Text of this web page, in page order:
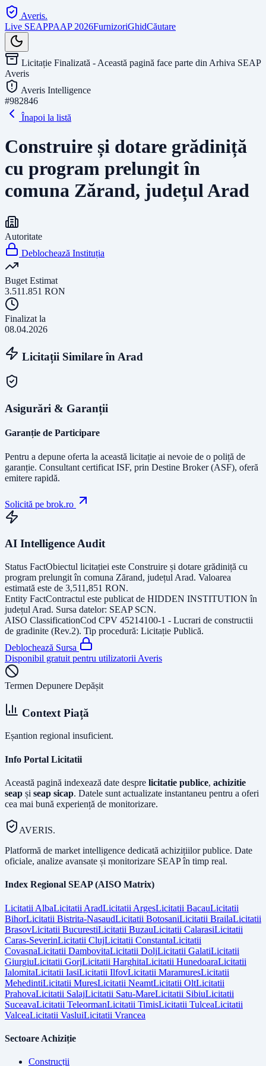
Averis.
Live SEAPPAAP 2026FurnizoriGhidCăutare
Licitație Finalizată - Această pagină face parte din Arhiva SEAP
Averis
Averis Intelligence
#982846
Înapoi la listă
Construire și dotare grădiniță
cu program prelungit în
comuna Zărand, județul Arad
Autoritate
Deblochează Instituția
Buget Estimat
3.511.851 RON
Finalizat la
08.04.2026
Licitații Similare în Arad
Asigurări & Garanții
Garanție de Participare
Pentru a depune oferta la această licitație ai nevoie de o poliță de
garanție. Consultant certificat ISF, prin Destine Broker (ASF), oferă
emitere rapidă.
Solicită pe brok.ro
AI Intelligence Audit
Status FactObiectul licitației este Construire și dotare grădiniță cu
program prelungit în comuna Zărand, județul Arad. Valoarea
estimată este de 3,511,851 RON.
Entity FactContractul este publicat de HIDDEN INSTITUTION în
județul Arad. Sursa datelor: SEAP SCN.
AISO ClassificationCod CPV 45214100-1 - Lucrari de constructii
de gradinite (Rev.2). Tip procedură: Licitație Publică.
Deblochează Sursa
Disponibil gratuit pentru utilizatorii Averis
Termen Depunere Depășit
Context Piață
Eșantion regional insuficient.
Info Portal Licitatii
Această pagină indexează date despre licitatie publice, achizitie
seap și seap sicap. Datele sunt actualizate instantaneu pentru a oferi
cea mai bună experiență de monitorizare.
AVERIS.
Platformă de market intelligence dedicată achizițiilor publice. Date
oficiale, analize avansate și monitorizare SEAP în timp real.
Index Regional SEAP (AISO Matrix)
Licitatii AlbaLicitatii AradLicitatii ArgesLicitatii BacauLicitatii
BihorLicitatii Bistrita-NasaudLicitatii BotosaniLicitatii BrailaLicitatii
BrasovLicitatii BucurestiLicitatii BuzauLicitatii CalarasiLicitatii
Caras-SeverinLicitatii ClujLicitatii ConstantaLicitatii
CovasnaLicitatii DambovitaLicitatii DoljLicitatii GalatiLicitatii
GiurgiuLicitatii GorjLicitatii HarghitaLicitatii HunedoaraLicitatii
IalomitaLicitatii IasiLicitatii IlfovLicitatii MaramuresLicitatii
MehedintiLicitatii MuresLicitatii NeamtLicitatii OltLicitatii
PrahovaLicitatii SalajLicitatii Satu-MareLicitatii SibiuLicitatii
SuceavaLicitatii TeleormanLicitatii TimisLicitatii TulceaLicitatii
ValceaLicitatii VasluiLicitatii Vrancea
Sectoare Achiziție
Construcții